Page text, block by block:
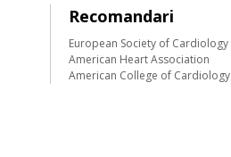
Recomandari
European Society of Cardiology
American Heart Association
American College of Cardiology